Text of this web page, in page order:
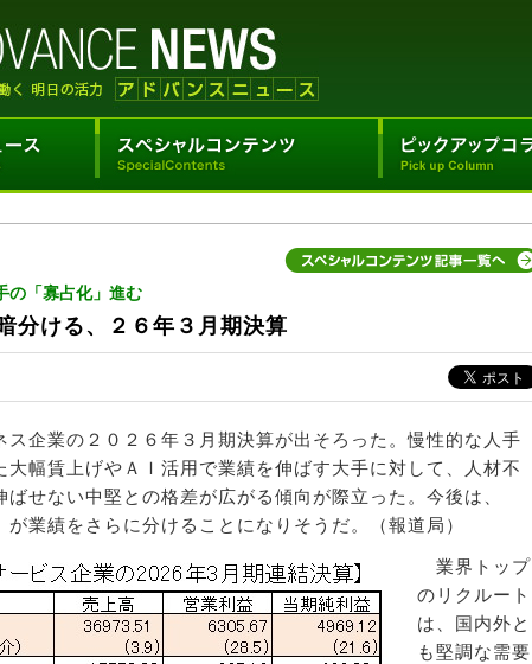
の「寡占化」進む
分ける、２６年３月期決算
企業の２０２６年３月期決算が出そろった。慢性的な人手
大幅賃上げやＡＩ活用で業績を伸ばす大手に対して、人材不
ばせない中堅との格差が広がる傾向が際立った。今後は、
が業績をさらに分けることになりそうだ。（報道局）
業界トップ
のリクルート
は、国内外と
も堅調な需要